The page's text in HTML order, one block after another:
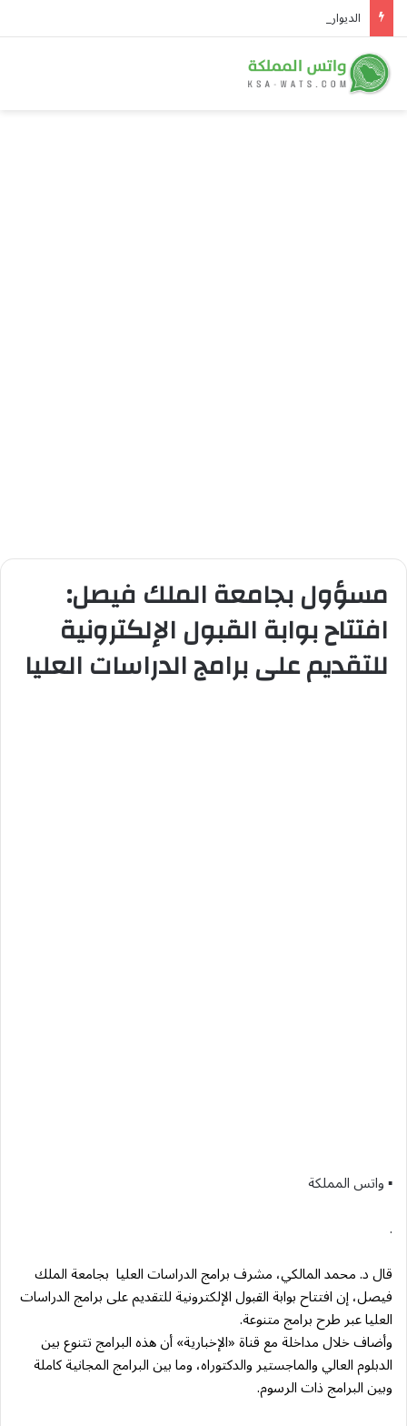
مسؤول بجامعة الملك فيصل:
افتتاح بوابة القبول الإلكترونية
للتقديم على برامج الدراسات العليا
▪︎ واتس المملكة
.
قال د. محمد المالكي، مشرف برامج الدراسات العليا بجامعة الملك
فيصل، إن افتتاح بوابة القبول الإلكترونية للتقديم على برامج الدراسات
العليا عبر طرح برامج متنوعة.
وأضاف خلال مداخلة مع قناة «الإخبارية» أن هذه البرامج تتنوع بين
الدبلوم العالي والماجستير والدكتوراه، وما بين البرامج المجانية كاملة
وبين البرامج ذات الرسوم.